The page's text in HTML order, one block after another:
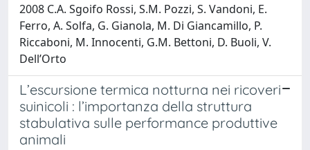
2008 C.A. Sgoifo Rossi, S.M. Pozzi, S. Vandoni, E.
Ferro, A. Solfa, G. Gianola, M. Di Giancamillo, P.
Riccaboni, M. Innocenti, G.M. Bettoni, D. Buoli, V.
Dell’Orto
L’escursione termica notturna nei ricoveri
suinicoli : l’importanza della struttura
stabulativa sulle performance produttive
animali